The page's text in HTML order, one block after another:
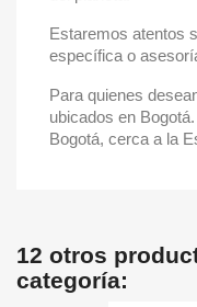
Estaremos atentos
específica o
Para quienes
ubicados en
Bogotá, cerca a la
12 otros
categoría: